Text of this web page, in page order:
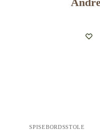
SPISEBORDSSTOLE